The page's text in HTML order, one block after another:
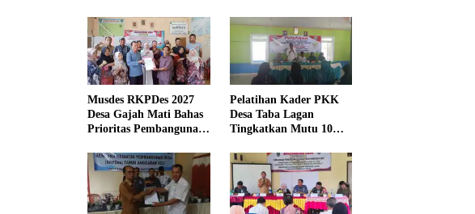
Menyeluruh
Musdes RKPDes 2027
Desa Gajah Mati Bahas
Prioritas Pembangunan
Pelatihan Kader PKK
Desa Taba Lagan
Tingkatkan Mutu 10